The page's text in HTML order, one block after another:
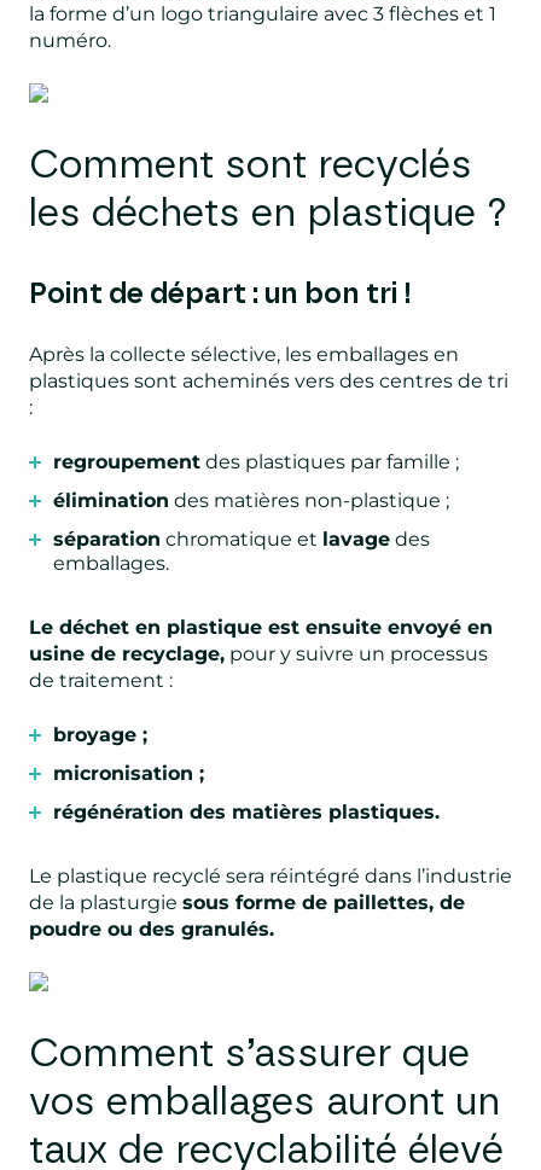
la forme d’un logo triangulaire avec 3 flèches et 1
numéro.
Comment sont recyclés
les déchets en plastique ?
Point de départ : un bon tri !
Après la collecte sélective, les emballages en
plastiques sont acheminés vers des centres de tri
:
regroupement des plastiques par famille ;
élimination des matières non-plastique ;
séparation chromatique et lavage des
emballages.
Le déchet en plastique est ensuite envoyé en
usine de recyclage, pour y suivre un processus
de traitement :
broyage ;
micronisation ;
régénération des matières plastiques.
Le plastique recyclé sera réintégré dans l’industrie
de la plasturgie sous forme de paillettes, de
poudre ou des granulés.
Comment s’assurer que
vos emballages auront un
taux de recyclabilité élevé